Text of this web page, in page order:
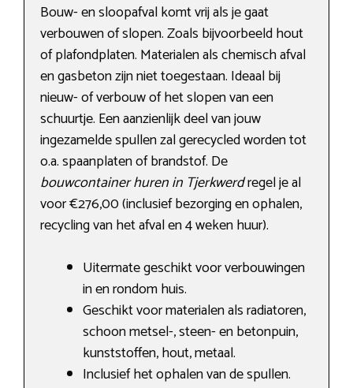
Bouw- en sloopafval komt vrij als je gaat
verbouwen of slopen. Zoals bijvoorbeeld hout
of plafondplaten. Materialen als chemisch afval
en gasbeton zijn niet toegestaan. Ideaal bij
nieuw- of verbouw of het slopen van een
schuurtje. Een aanzienlijk deel van jouw
ingezamelde spullen zal gerecycled worden tot
o.a. spaanplaten of brandstof. De
bouwcontainer huren in Tjerkwerdregel je al
voor €276,00 (inclusief bezorging en ophalen,
recycling van het afval en 4 weken huur).
Uitermate geschikt voor verbouwingen
in en rondom huis.
Geschikt voor materialen als radiatoren,
schoon metsel-, steen- en betonpuin,
kunststoffen, hout, metaal.
Inclusief het ophalen van de spullen.